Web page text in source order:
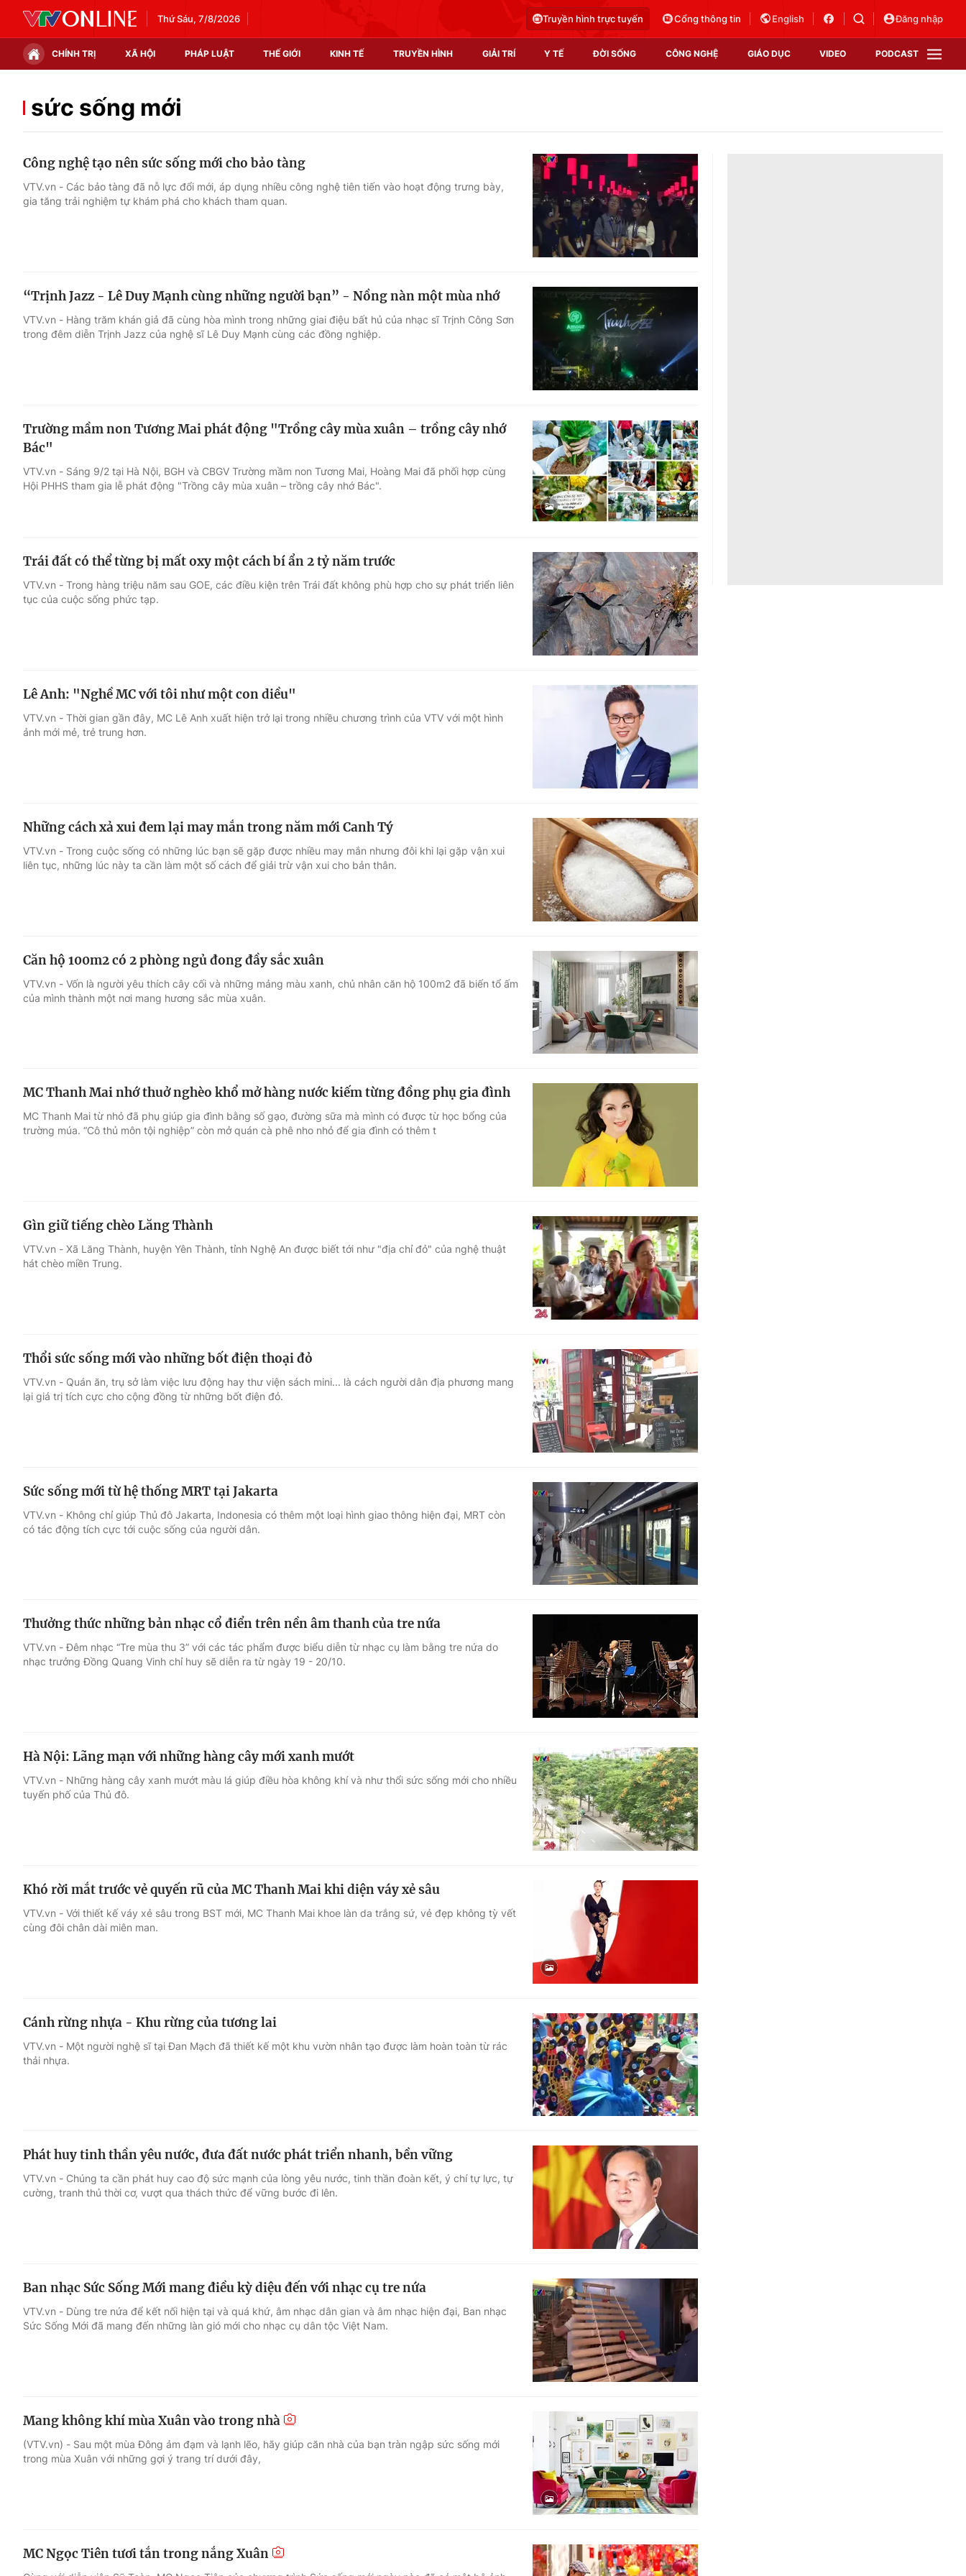
Thứ Sáu, 7/8/2026 Truyền hình trực tuyến Cổng thông tin English Đăng nhập
CHÍNH TRỊ XÃ HỘI PHÁP LUẬT THẾ GIỚI KINH TẾ TRUYỀN HÌNH GIẢI TRÍ Y TẾ ĐỜI SỐNG CÔNG NGHỆ GIÁO DỤC VIDEO PODCAST
Chính trị
Thế giới đó đây
Thị trường
Video
Shorts video
Podcast
EMagazine
Photo
Infographic
Góc ảnh
Điện ảnh
Âm nhạc
Sao
Du lịch
Chất lượng cuộc sống
Tuyển sinh
Công nghệ
Hitech Công nghệ tương lai
Sản phẩm
Thị trường
Tư vấn
VTV Sức khoẻ
sức sống mới
Công nghệ tạo nên sức sống mới cho bảo tàng
VTV.vn - Các bảo tàng đã nỗ lực đổi mới, áp dụng nhiều công nghệ tiên tiến vào hoạt động trưng bày,
gia tăng trải nghiệm tự khám phá cho khách tham quan.
“Trịnh Jazz - Lê Duy Mạnh cùng những người bạn” - Nồng nàn một mùa nhớ
VTV.vn - Hàng trăm khán giả đã cùng hòa mình trong những giai điệu bất hủ của nhạc sĩ Trịnh Công Sơn
trong đêm diễn Trịnh Jazz của nghệ sĩ Lê Duy Mạnh cùng các đồng nghiệp.
Trường mầm non Tương Mai phát động "Trồng cây mùa xuân – trồng cây nhớ
Bác"
VTV.vn - Sáng 9/2 tại Hà Nội, BGH và CBGV Trường mầm non Tương Mai, Hoàng Mai đã phối hợp cùng
Hội PHHS tham gia lễ phát động "Trồng cây mùa xuân – trồng cây nhớ Bác".
Trái đất có thể từng bị mất oxy một cách bí ẩn 2 tỷ năm trước
VTV.vn - Trong hàng triệu năm sau GOE, các điều kiện trên Trái đất không phù hợp cho sự phát triển liên
tục của cuộc sống phức tạp.
Lê Anh: "Nghề MC với tôi như một con diều"
VTV.vn - Thời gian gần đây, MC Lê Anh xuất hiện trở lại trong nhiều chương trình của VTV với một hình
ảnh mới mẻ, trẻ trung hơn.
Những cách xả xui đem lại may mắn trong năm mới Canh Tý
VTV.vn - Trong cuộc sống có những lúc bạn sẽ gặp được nhiều may mắn nhưng đôi khi lại gặp vận xui
liên tục, những lúc này ta cần làm một số cách để giải trừ vận xui cho bản thân.
Căn hộ 100m2 có 2 phòng ngủ đong đầy sắc xuân
VTV.vn - Vốn là người yêu thích cây cối và những mảng màu xanh, chủ nhân căn hộ 100m2 đã biến tổ ấm
của mình thành một nơi mang hương sắc mùa xuân.
MC Thanh Mai nhớ thuở nghèo khổ mở hàng nước kiếm từng đồng phụ gia đình
MC Thanh Mai từ nhỏ đã phụ giúp gia đình bằng số gạo, đường sữa mà mình có được từ học bổng của
trường múa. “Cô thủ môn tội nghiệp” còn mở quán cà phê nho nhỏ để gia đình có thêm t
Gìn giữ tiếng chèo Lăng Thành
VTV.vn - Xã Lăng Thành, huyện Yên Thành, tỉnh Nghệ An được biết tới như "địa chỉ đỏ" của nghệ thuật
hát chèo miền Trung.
Thổi sức sống mới vào những bốt điện thoại đỏ
VTV.vn - Quán ăn, trụ sở làm việc lưu động hay thư viện sách mini... là cách người dân địa phương mang
lại giá trị tích cực cho cộng đồng từ những bốt điện đỏ.
Sức sống mới từ hệ thống MRT tại Jakarta
VTV.vn - Không chỉ giúp Thủ đô Jakarta, Indonesia có thêm một loại hình giao thông hiện đại, MRT còn
có tác động tích cực tới cuộc sống của người dân.
Thưởng thức những bản nhạc cổ điển trên nền âm thanh của tre nứa
VTV.vn - Đêm nhạc “Tre mùa thu 3” với các tác phẩm được biểu diễn từ nhạc cụ làm bằng tre nứa do
nhạc trưởng Đồng Quang Vinh chỉ huy sẽ diễn ra từ ngày 19 - 20/10.
Hà Nội: Lãng mạn với những hàng cây mới xanh mướt
VTV.vn - Những hàng cây xanh mướt màu lá giúp điều hòa không khí và như thổi sức sống mới cho nhiều
tuyến phố của Thủ đô.
Khó rời mắt trước vẻ quyến rũ của MC Thanh Mai khi diện váy xẻ sâu
VTV.vn - Với thiết kế váy xẻ sâu trong BST mới, MC Thanh Mai khoe làn da trắng sứ, vẻ đẹp không tỳ vết
cùng đôi chân dài miên man.
Cánh rừng nhựa - Khu rừng của tương lai
VTV.vn - Một người nghệ sĩ tại Đan Mạch đã thiết kế một khu vườn nhân tạo được làm hoàn toàn từ rác
thải nhựa.
Phát huy tinh thần yêu nước, đưa đất nước phát triển nhanh, bền vững
VTV.vn - Chúng ta cần phát huy cao độ sức mạnh của lòng yêu nước, tinh thần đoàn kết, ý chí tự lực, tự
cường, tranh thủ thời cơ, vượt qua thách thức để vững bước đi lên.
Ban nhạc Sức Sống Mới mang điều kỳ diệu đến với nhạc cụ tre nứa
VTV.vn - Dùng tre nứa để kết nối hiện tại và quá khứ, âm nhạc dân gian và âm nhạc hiện đại, Ban nhạc
Sức Sống Mới đã mang đến những làn gió mới cho nhạc cụ dân tộc Việt Nam.
Mang không khí mùa Xuân vào trong nhà
(VTV.vn) - Sau một mùa Đông ảm đạm và lạnh lẽo, hãy giúp căn nhà của bạn tràn ngập sức sống mới
trong mùa Xuân với những gợi ý trang trí dưới đây,
MC Ngọc Tiên tươi tắn trong nắng Xuân